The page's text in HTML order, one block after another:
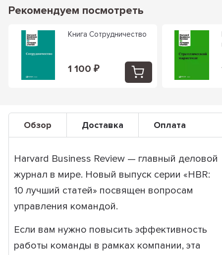
Рекомендуем посмотреть
Книга Сотрудничество
1 100 ₽
Обзор Доставка Оплата
Harvard Business Review — главный деловой
журнал в мире. Новый выпуск серии «HBR:
10 лучший статей» посвящен вопросам
управления командой.
Если вам нужно повысить эффективность
работы команды в рамках компании, эта